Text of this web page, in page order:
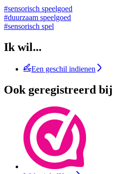
#sensorisch speelgoed
#duurzaam speelgoed
#sensorisch spel
Ik wil...
Een geschil indienen
Ook geregistreerd bij